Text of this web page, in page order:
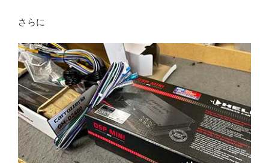
さらに